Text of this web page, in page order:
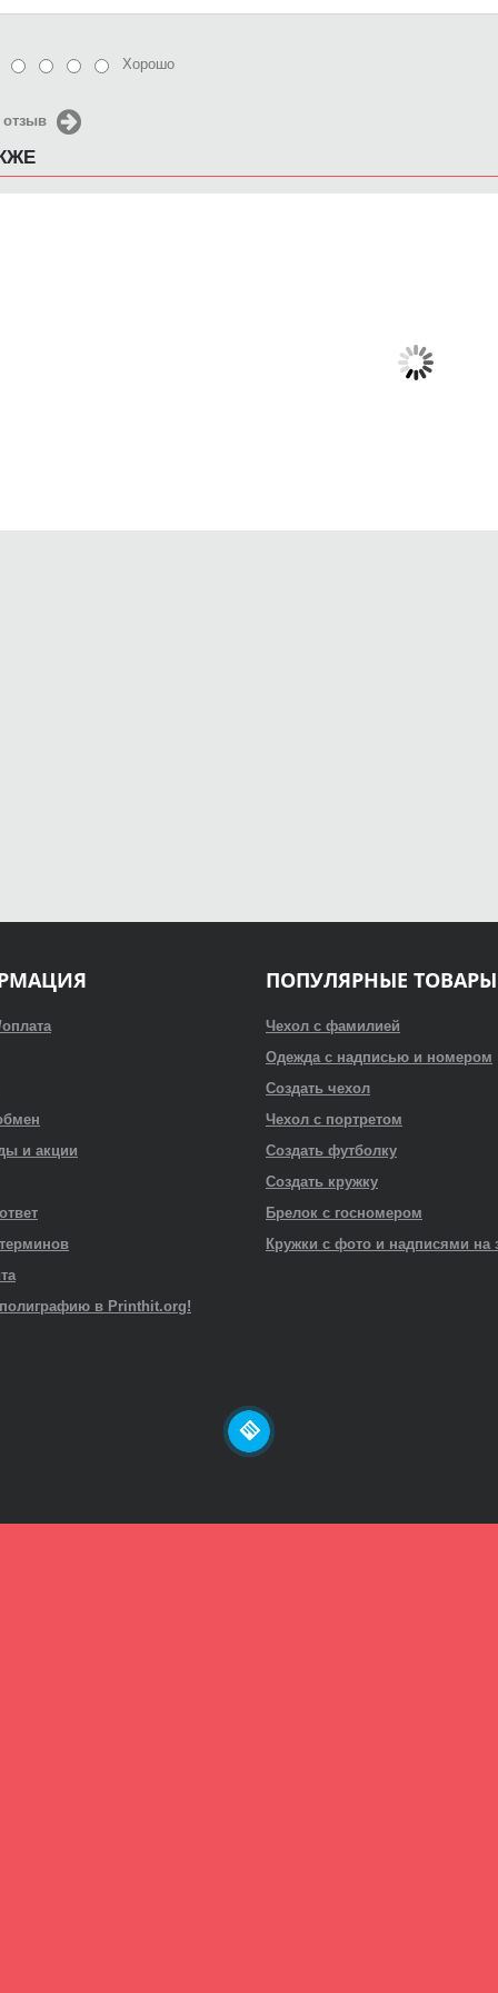
Хорошо
отзыв
и акции
полиграфию в Printhit.org!
ПОПУЛЯРНЫЕ ТОВАРЫ
Чехол с фамилией
Одежда с надписью и номером
Создать чехол
Чехол с портретом
Создать футболку
Создать кружку
Брелок с госномером
Кружки с фото и надписями на